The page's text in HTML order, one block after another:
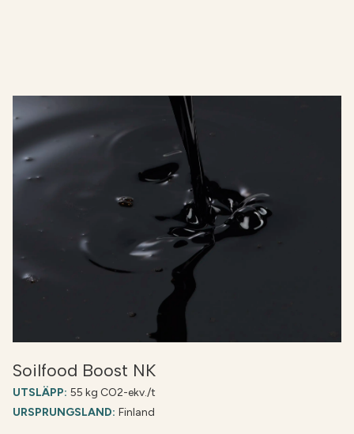
Soilfood Boost NK
UTSLÄPP: 55 kg CO2-ekv./t
URSPRUNGSLAND: Finland